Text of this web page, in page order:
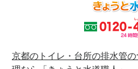
京都のトイレ・台所の排水管